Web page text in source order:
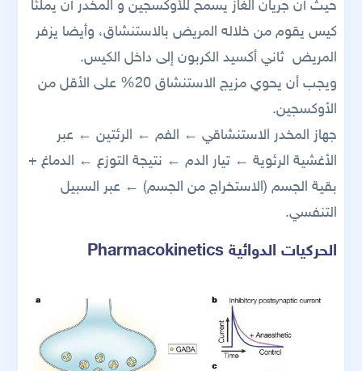
حيث أن جريان الغاز يسمح للأوكسجين و المخدر أن يملئا
كيس يقوم من خلاله المريض بالاستنشاق، وأيضا يزفر
المريض ثاني أكسيد الكربون إلى داخل الكيس.
ويجب أن يحوي مزيج الاستنشاق 20% على الأقل من
الأوكسجين.
جهاز المخدر الاستنشاقي ← الفم ← الرئتين ← عبر
الأغشية الرئوية ← تيار الدم ← نتيجة التوزع ← الدماغ +
بقية الجسم (الاستخراج من الجسم) ← عبر السبيل
التنفسي.
الحركيات الدوائية Pharmacokinetics